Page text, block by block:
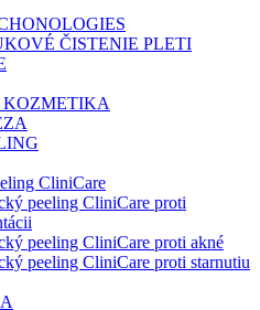
ČISTENIE PLETI
CliniCare
peeling CliniCare proti
peeling CliniCare proti akné
peeling CliniCare proti starnutiu